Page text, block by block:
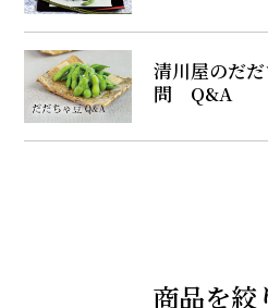
清川屋のだ
問 Q&A
商品を絞